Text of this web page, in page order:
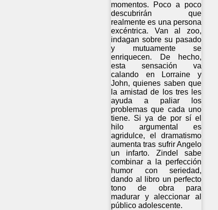
momentos. Poco a poco
descubrirán que
realmente es una persona
excéntrica. Van al zoo,
indagan sobre su pasado
y mutuamente se
enriquecen. De hecho,
esta sensación va
calando en Lorraine y
John, quienes saben que
la amistad de los tres les
ayuda a paliar los
problemas que cada uno
tiene. Si ya de por sí el
hilo argumental es
agridulce, el dramatismo
aumenta tras sufrir Angelo
un infarto. Zindel sabe
combinar a la perfección
humor con seriedad,
dando al libro un perfecto
tono de obra para
madurar y aleccionar al
público adolescente.